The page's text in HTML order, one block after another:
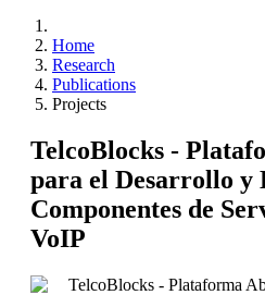
Home
Research
Publications
Projects
TelcoBlocks -
para el Desarrollo y
Componentes de
VoIP